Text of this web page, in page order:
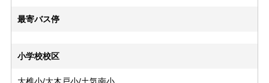
最寄バス停
小学校校区